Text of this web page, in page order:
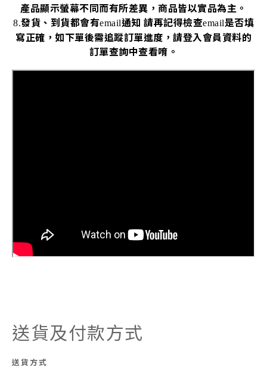
產品顯示螢幕不同而有所差異，商品皆以實品為主。
8.發貨、到貨都會有email通知 請再記得檢查email是否填
寫正確，如下單後需追蹤訂單進度，請登入會員資料的
訂單查詢中查看唷。
送貨及付款方式
送貨方式